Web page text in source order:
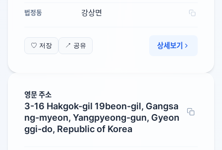
법정동 강상면
♡ 저장 ↗ 공유 상세보기
영문 주소
3-16 Hakgok-gil 19beon-gil, Gangsa
ng-myeon, Yangpyeong-gun, Gyeon
ggi-do, Republic of Korea